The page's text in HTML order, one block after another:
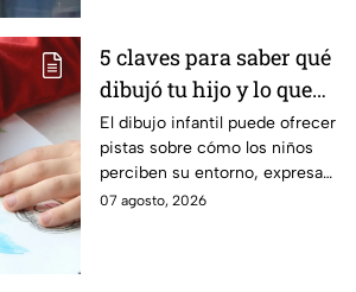
5 claves para saber qué
dibujó tu hijo y lo que
significa
El dibujo infantil puede ofrecer
pistas sobre cómo los niños
perciben su entorno, expresan
emociones y desarrollan su
07 agosto, 2026